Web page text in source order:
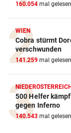
160.054 mal gelesen
WIEN
Cobra stürmt
verschwunden
141.259 mal gelesen
NIEDERÖSTERREICH
500 Helfer
gegen Inferno
140.543 mal gelesen